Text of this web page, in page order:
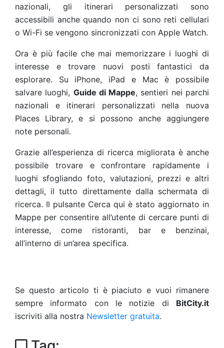
nazionali, gli itinerari personalizzati sono
accessibili anche quando non ci sono reti cellulari
o Wi-Fi se vengono sincronizzati con Apple Watch.
Ora è più facile che mai memorizzare i luoghi di
interesse e trovare nuovi posti fantastici da
esplorare. Su iPhone, iPad e Mac è possibile
salvare luoghi, Guide di Mappe, sentieri nei parchi
nazionali e itinerari personalizzati nella nuova
Places Library, e si possono anche aggiungere
note personali.
Grazie all’esperienza di ricerca migliorata è anche
possibile trovare e confrontare rapidamente i
luoghi sfogliando foto, valutazioni, prezzi e altri
dettagli, il tutto direttamente dalla schermata di
ricerca. Il pulsante Cerca qui è stato aggiornato in
Mappe per consentire all’utente di cercare punti di
interesse, come ristoranti, bar e benzinai,
all’interno di un’area specifica.
Se questo articolo ti è piaciuto e vuoi rimanere
sempre informato con le notizie di BitCity.it
iscriviti alla nostra Newsletter gratuita.